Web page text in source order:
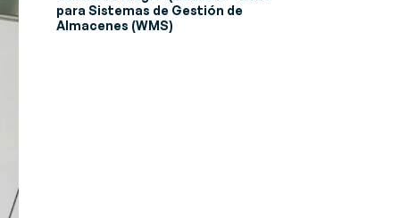
para Sistemas de Gestión de
Almacenes (WMS)